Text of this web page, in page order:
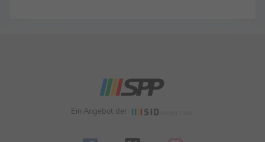
Ein Angebot der